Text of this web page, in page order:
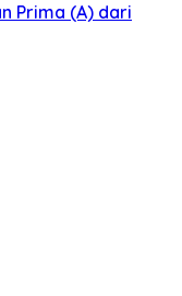
Prima (A) dari